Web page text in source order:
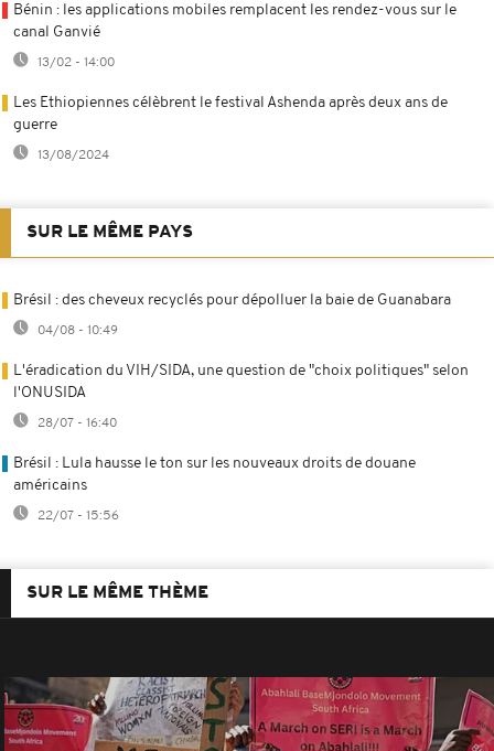
Bénin : les applications mobiles remplacent les rendez-vous sur le
canal Ganvié
13/02 - 14:00
Les Ethiopiennes célèbrent le festival Ashenda après deux ans de
guerre
13/08/2024
SUR LE MÊME PAYS
Brésil : des cheveux recyclés pour dépolluer la baie de Guanabara
04/08 - 10:49
L'éradication du VIH/SIDA, une question de "choix politiques" selon
l'ONUSIDA
28/07 - 16:40
Brésil : Lula hausse le ton sur les nouveaux droits de douane
américains
22/07 - 15:56
SUR LE MÊME THÈME